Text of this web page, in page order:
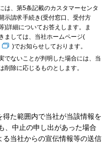
は、第5条記載のカスタマーセンタ
示請求手続き(受付窓口、受付方
)詳細についてお答えします。ま
ましては、当社ホームページ(
)でお知らせしております。
でないことが判明した場合には、当
削除に応じるものとします。
た範囲内で当社が当該情報を
、中止の申し出があった場合
当社からの宣伝情報等の送信